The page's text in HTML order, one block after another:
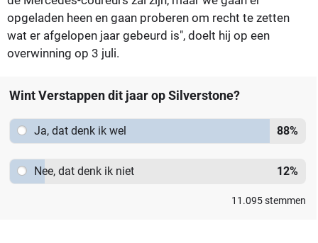
opgeladen heen en gaan proberen om recht te zetten
wat er afgelopen jaar gebeurd is", doelt hij op een
overwinning op 3 juli.
Wint Verstappen dit jaar op Silverstone?
Ja, dat denk ik wel 88%
Nee, dat denk ik niet 12%
11.095stemmen